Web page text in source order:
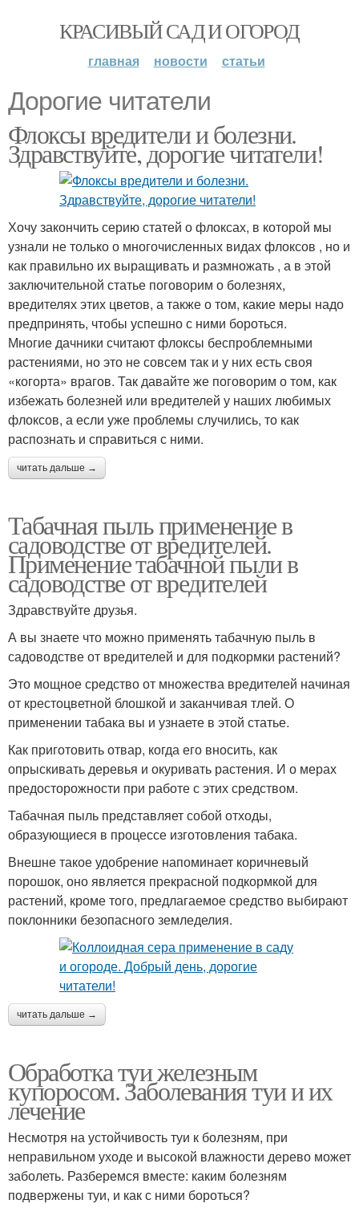
КРАСИВЫЙ САД И ОГОРОД
главная новости статьи
Дорогие читатели
Флоксы вредители и болезни.
Здравствуйте, дорогие читатели!
Хочу закончить серию статей о флоксах, в которой мы
узнали не только о многочисленных видах флоксов , но и
как правильно их выращивать и размножать , а в этой
заключительной статье поговорим о болезнях,
вредителях этих цветов, а также о том, какие меры надо
предпринять, чтобы успешно с ними бороться.
Многие дачники считают флоксы беспроблемными
растениями, но это не совсем так и у них есть своя
«когорта» врагов. Так давайте же поговорим о том, как
избежать болезней или вредителей у наших любимых
флоксов, а если уже проблемы случились, то как
распознать и справиться с ними.
читать дальше →
Табачная пыль применение в
садоводстве от вредителей.
Применение табачной пыли в
садоводстве от вредителей
Здравствуйте друзья.
А вы знаете что можно применять табачную пыль в
садоводстве от вредителей и для подкормки растений?
Это мощное средство от множества вредителей начиная
от крестоцветной блошкой и заканчивая тлей. О
применении табака вы и узнаете в этой статье.
Как приготовить отвар, когда его вносить, как
опрыскивать деревья и окуривать растения. И о мерах
предосторожности при работе с этих средством.
Табачная пыль представляет собой отходы,
образующиеся в процессе изготовления табака.
Внешне такое удобрение напоминает коричневый
порошок, оно является прекрасной подкормкой для
растений, кроме того, предлагаемое средство выбирают
поклонники безопасного земледелия.
читать дальше →
Обработка туи железным
купоросом. Заболевания туи и их
лечение
Несмотря на устойчивость туи к болезням, при
неправильном уходе и высокой влажности дерево может
заболеть. Разберемся вместе: каким болезням
подвержены туи, и как с ними бороться?